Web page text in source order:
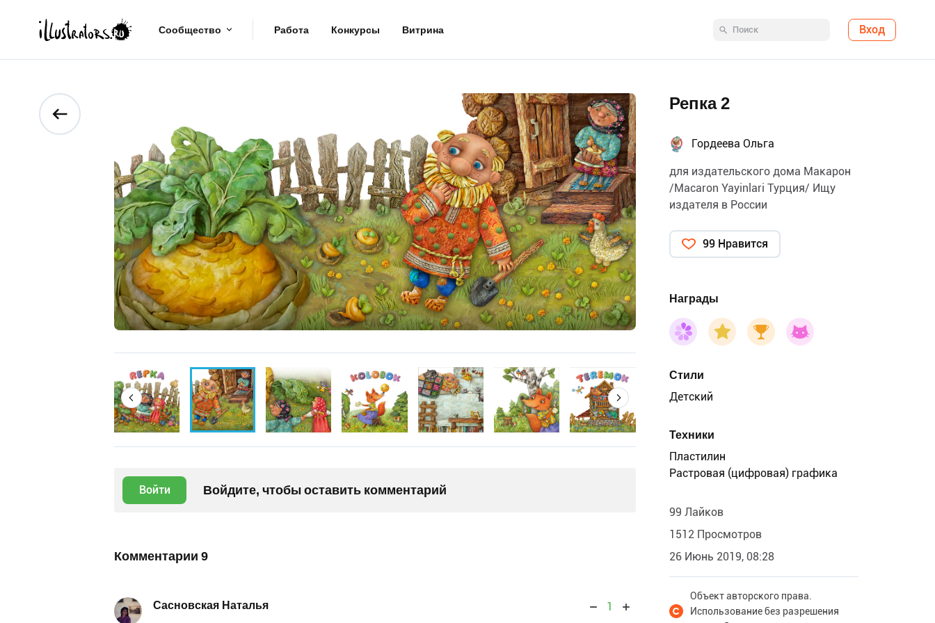
Сообщество Работа Конкурсы Витрина Вход
Войти Войдите, чтобы оставить комментарий
Комментарии 9
Сасновская Наталья
1
Репка 2
Гордеева Ольга
для издательского дома Макарон
/Macaron Yayinlari Турция/ Ищу
издателя в России
99 Нравится
Награды
Стили
Детский
Техники
Пластилин
Растровая (цифровая) графика
99 Лайков
1512 Просмотров
26 Июнь 2019, 08:28
Объект авторского права.
Использование без разрешения